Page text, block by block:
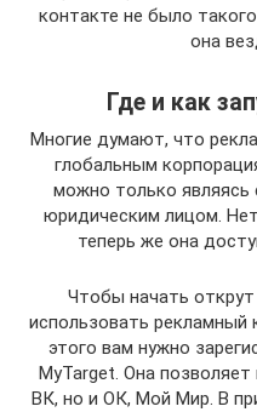
контакте не было
она
Где и как
Многие думают, что
глобальным
можно только являясь
юридическим лицом.
теперь же она
Чтобы начать
использовать рекламный
этого вам нужно
MyTarget. Она
ВК, но и ОК, Мой Мир. В